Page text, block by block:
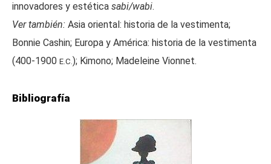
innovadores y estética sabi/wabi.
Ver también: Asia oriental: historia de la vestimenta;
Bonnie Cashin; Europa y América: historia de la vestimenta
(400-1900 E.C.); Kimono; Madeleine Vionnet.
Bibliografía